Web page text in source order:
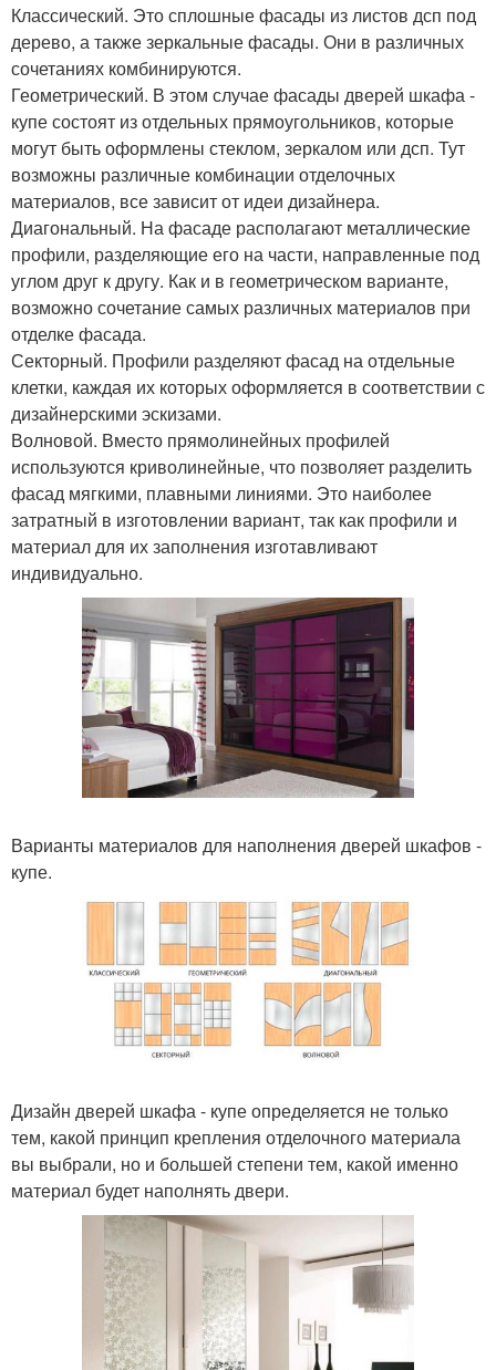
Классический. Это сплошные фасады из листов дсп под
дерево, а также зеркальные фасады. Они в различных
сочетаниях комбинируются.
Геометрический. В этом случае фасады дверей шкафа -
купе состоят из отдельных прямоугольников, которые
могут быть оформлены стеклом, зеркалом или дсп. Тут
возможны различные комбинации отделочных
материалов, все зависит от идеи дизайнера.
Диагональный. На фасаде располагают металлические
профили, разделяющие его на части, направленные под
углом друг к другу. Как и в геометрическом варианте,
возможно сочетание самых различных материалов при
отделке фасада.
Секторный. Профили разделяют фасад на отдельные
клетки, каждая их которых оформляется в соответствии с
дизайнерскими эскизами.
Волновой. Вместо прямолинейных профилей
используются криволинейные, что позволяет разделить
фасад мягкими, плавными линиями. Это наиболее
затратный в изготовлении вариант, так как профили и
материал для их заполнения изготавливают
индивидуально.
Варианты материалов для наполнения дверей шкафов -
купе.
Дизайн дверей шкафа - купе определяется не только
тем, какой принцип крепления отделочного материала
вы выбрали, но и большей степени тем, какой именно
материал будет наполнять двери.